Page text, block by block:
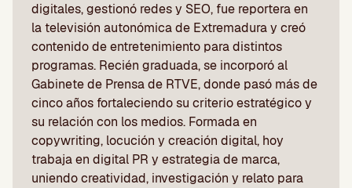
digitales, gestionó redes y SEO, fue reportera en
la televisión autonómica de Extremadura y creó
contenido de entretenimiento para distintos
programas. Recién graduada, se incorporó al
Gabinete de Prensa de RTVE, donde pasó más de
cinco años fortaleciendo su criterio estratégico y
su relación con los medios. Formada en
copywriting, locución y creación digital, hoy
trabaja en digital PR y estrategia de marca,
uniendo creatividad, investigación y relato para